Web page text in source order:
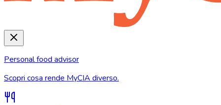
Personal food advisor
Scopri cosa rende MyCIA diverso.